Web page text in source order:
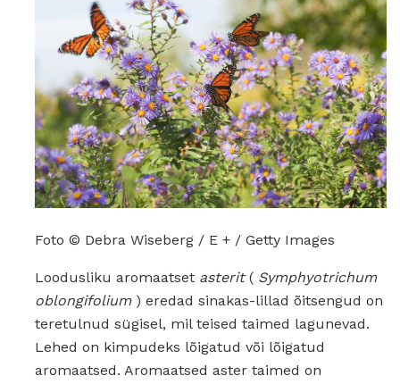
Foto © Debra Wiseberg / E + / Getty Images
Loodusliku aromaatset asterit( Symphyotrichum
oblongifolium) eredad sinakas-lillad õitsengud on
teretulnud sügisel, mil teised taimed lagunevad.
Lehed on kimpudeks lõigatud või lõigatud
aromaatsed. Aromaatsed aster taimed on